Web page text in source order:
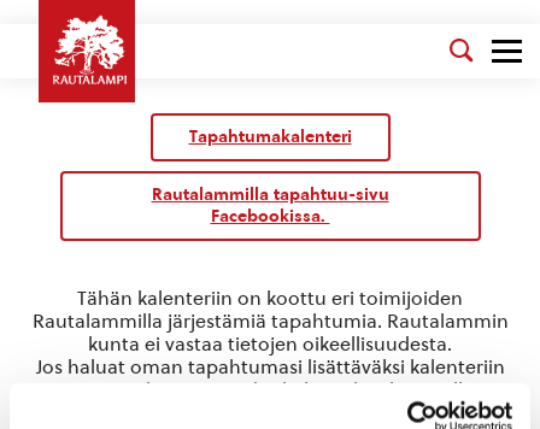
Tapahtumakalenteri
Rautalammilla tapahtuu-sivu
Facebookissa.
Tähän kalenteriin on koottu eri toimijoiden
Rautalammilla järjestämiä tapahtumia. Rautalammin
kunta ei vastaa tietojen oikeellisuudesta.
Jos haluat oman tapahtumasi lisättäväksi kalenteriin
jätä tapahtuman tiedot linkin takaa löytyvällä